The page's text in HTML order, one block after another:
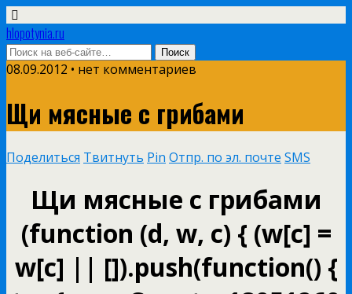
hlopotynia.ru
08.09.2012 • нет комментариев
Щи мясные с грибами
Поделиться Твитнуть Pin Отпр. по эл. почте SMS
Щи мясные с грибами
(function (d, w, c) { (w[c] =
w[c] || []).push(function() {